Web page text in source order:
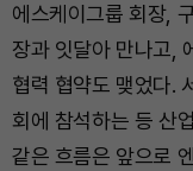
에스케이그룹 회장,
장과 잇달아 만나고,
협력 협약도 맺었다.
회에 참석하는 등 산
같은 흐름은 앞으로